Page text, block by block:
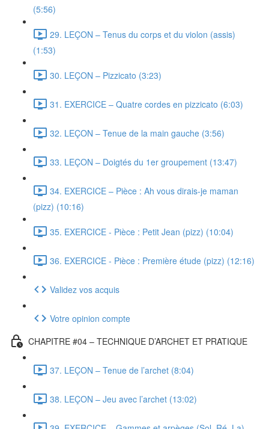
(5:56)
29. LEÇON – Tenus du corps et du violon (assis)
(1:53)
30. LEÇON – Pizzicato (3:23)
31. EXERCICE – Quatre cordes en pizzicato (6:03)
32. LEÇON – Tenue de la main gauche (3:56)
33. LEÇON – Doigtés du 1er groupement (13:47)
34. EXERCICE – Pièce : Ah vous dirais-je maman
(pizz) (10:16)
35. EXERCICE - Pièce : Petit Jean (pizz) (10:04)
36. EXERCICE - Pièce : Première étude (pizz) (12:16)
Validez vos acquis
Votre opinion compte
CHAPITRE #04 – TECHNIQUE D’ARCHET ET PRATIQUE
37. LEÇON – Tenue de l’archet (8:04)
38. LEÇON – Jeu avec l’archet (13:02)